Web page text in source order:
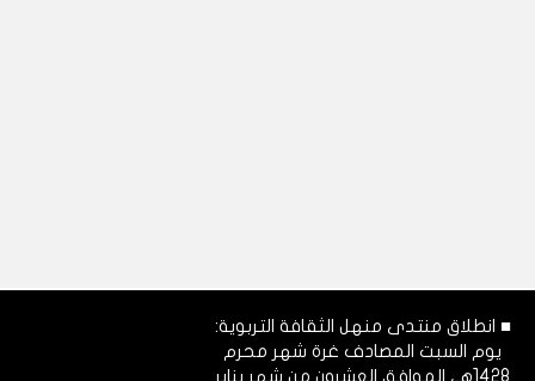
■ انطلاق منتدى منهل الثقافة التربوية:
يوم السبت المصادف غرة شهر محرم
1428هـ، الموافق العشرون من شهر يناير